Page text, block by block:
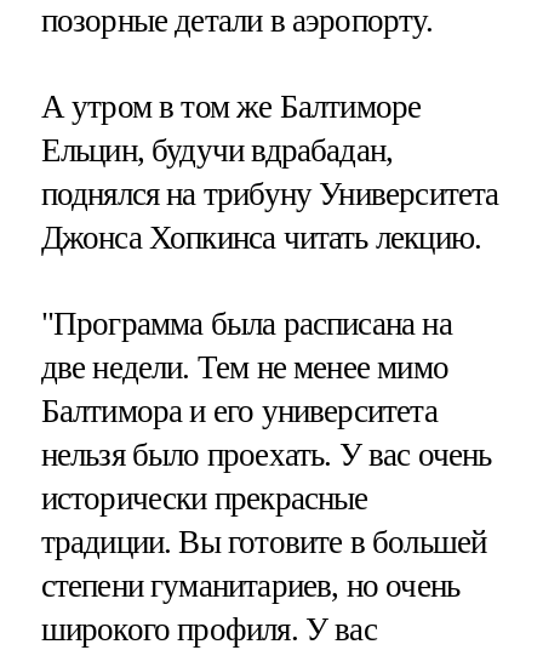
позорные детали в аэропорту.
А утром в том же Балтиморе
Ельцин, будучи вдрабадан,
поднялся на трибуну Университета
Джонса Хопкинса читать лекцию.
"Программа была расписана на
две недели. Тем не менее мимо
Балтимора и его университета
нельзя было проехать. У вас очень
исторически прекрасные
традиции. Вы готовите в большей
степени гуманитариев, но очень
широкого профиля. У вас